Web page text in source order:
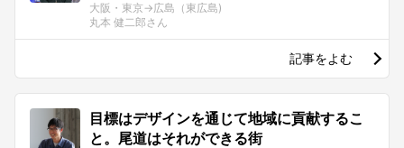
大阪・東京→広島（東広島)
丸本 健二郎さん
記事をよむ
目標はデザインを通じて地域に貢献するこ
と。尾道はそれができる街